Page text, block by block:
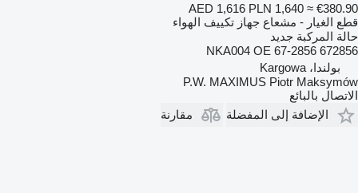
AED 1,616 PLN 1,640 ≈ €380.90
قطع الغيار - مشعاع جهاز تكييف الهواء
حالة المركبة جديد
NKA004 OE 67-2856 672856
بولندا، Kargowa
P.W. MAXIMUS Piotr Maksymów
الاتصال بالبائع
الإضافة إلى المفضلة
مقارنة